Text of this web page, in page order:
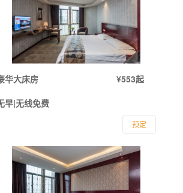
华大床房
¥553起
早|无线免费
预定